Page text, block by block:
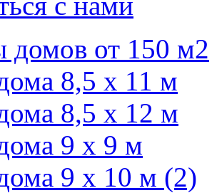
домов от 150 м2
8,5 х 11 м
8,5 х 12 м
9 х 9 м
9 х 10 м (2)